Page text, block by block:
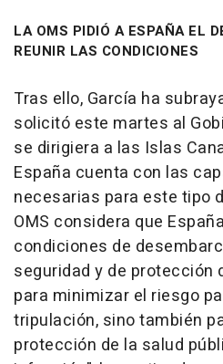
LA OMS PIDIÓ A ESPAÑA EL
REUNIR LAS CONDICIONES
Tras ello, García ha
solicitó este martes al
se dirigiera a las Islas
España cuenta con las
necesarias para este tipo
OMS considera que
condiciones de
seguridad y de protección
para minimizar el riesgo
tripulación, sino también
protección de la salud